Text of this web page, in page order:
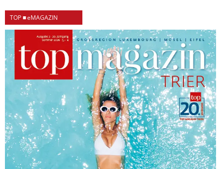
TOP ■ eMAGAZIN